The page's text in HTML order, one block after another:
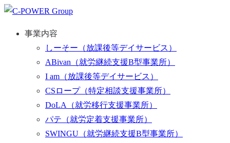
事業内容
しーそー （放課後等デイサービス）
ABivan （就労継続支援B型事業所）
I am （放課後等デイサービス）
CSロープ（特定相談支援事業所）
DoLA
（就労移行支援事業所）
パテ （就労定着支援事業所）
SWINGU （就労継続支援B型事業所）